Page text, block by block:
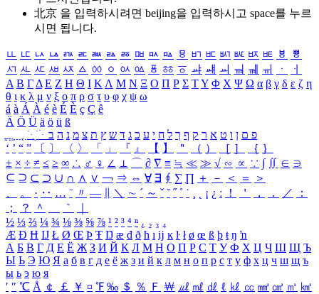
北京 을 입력하시려면 beijing을 입력하시고 space를 누르
시면 됩니다.
ㅥ ㅦ ㅧ ㅨ ㅩ ㅪ ㅫ ㅬ ㅭ ㅮ ㅯ ㅰ ㅱ ㅲ ㅳ ㅴ ㅵ ㅶ ㅷ ㅸ
ㅹ
ㅺ ㅻ ㅼ ㅽ ㅾ ㅿ ㆀ ㆁ ㆂ ㆃ ㆄ ㆅ ㆆ ㆇ ㆈ ㆉ ㆊ ㆋ ㆌ ㆍ
ㆎ
Α Β ΓΔ Ε Ζ Η Θ Ι ΚΛ Μ Ν Ξ Ο Π Ρ Σ ΤΥ Φ Χ Ψ Ω α β γ δ ε ζ η
θ ι κ λ μ ν ξ ο π ρ σ τ υ φ χ ψ ω
á à Á À é è É È ç Ç ê
Ä Ö Ü ä ö ü ß
ִֶֹ ֻּ ׁׂ פ ם ן ו ט א ר ק ף ך ל ח י ע כ ג ד ש ץ ת צ מ נ ה ב
‘ ’ “ ” 〔 〕 〈 〉 「 」 『 』 【 】 ＂ （ ） ［ ］ ｛ ｝
± × ÷ ≠ ≤ ≥ ∞ ∴ ♂ ♀ ∠ ⊥ ⌒ ∂ ∇ ≡ ≒ ≪ ≫ √ ∽ ∝ ∵ ∫ ∬ ∈ ∋
⊆ ⊇ ⊂ ⊃ ∪ ∩ ∧ ∨ ￢ ⇒ ⇔ ∀ ∃ ∮ ∑ ∏ ＋ － ＜ ＝
＞
、
。 · ‥ … ¨ 〃 ― ＼ ∼ ´ ～ ˇ ˘ ˝ ˚ ˙ ¸ ¡ ¿ ː ！ ＇ ， ． ／
：
；
？ ＾ ｀
½ ⅓ ⅔ ¼ ¾ ⅛ ⅜ ⅝ ⅞ ¹ ² ³ ⁴ ⁿ ₁ ₂ ₃ ₄
Æ Ð Ħ Ĳ Ł Ø Œ Þ Ŧ Ŋ æ đ ð ħ ı ĳ ĸ ŀ ł ø œ ß þ ŧ ŋ ŉ
А Б В Г Д Е Ё Ж З И Й К Л М Н О П Р С Т У Ф Х Ц Ч Ш Щ Ъ
Ы Ь Э Ю Я а б в г д е ё ж з и й к л м н о п р с т у ф х ц ч ш щ ъ
ы ь э ю я
′ ″ ℃ Å ￠ ￡ ￥ ¤ ℉ ‰ ＄ ％ Ｆ ￦ ㎕ ㎖ ㎗ ℓ ㎘ ㏄ ㎣ ㎤ ㎥ ㎦